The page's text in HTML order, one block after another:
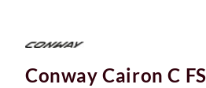
Conway Cairon C